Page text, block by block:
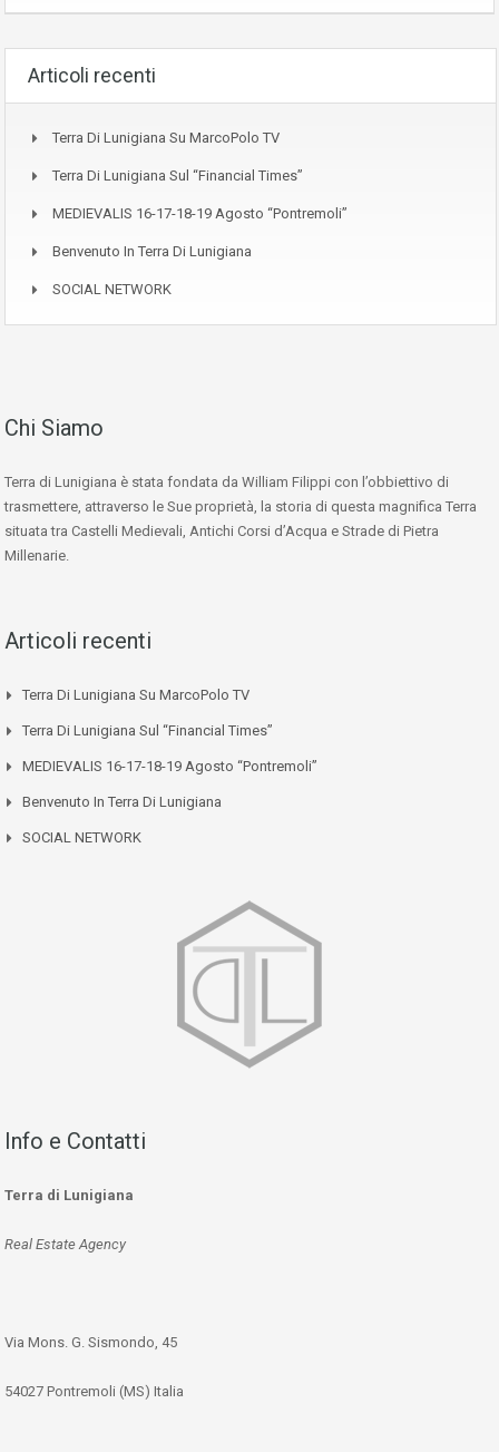
Articoli recenti
Terra Di Lunigiana Su MarcoPolo TV
Terra Di Lunigiana Sul “Financial Times”
MEDIEVALIS 16-17-18-19 Agosto “Pontremoli”
Benvenuto In Terra Di Lunigiana
SOCIAL NETWORK
Chi Siamo
Terra di Lunigiana è stata fondata da William Filippi con l’obbiettivo di
trasmettere, attraverso le Sue proprietà, la storia di questa magnifica Terra
situata tra Castelli Medievali, Antichi Corsi d’Acqua e Strade di Pietra
Millenarie.
Articoli recenti
Terra Di Lunigiana Su MarcoPolo TV
Terra Di Lunigiana Sul “Financial Times”
MEDIEVALIS 16-17-18-19 Agosto “Pontremoli”
Benvenuto In Terra Di Lunigiana
SOCIAL NETWORK
Info e Contatti
Terra di Lunigiana
Real Estate Agency
Via Mons. G. Sismondo, 45
54027 Pontremoli (MS) Italia